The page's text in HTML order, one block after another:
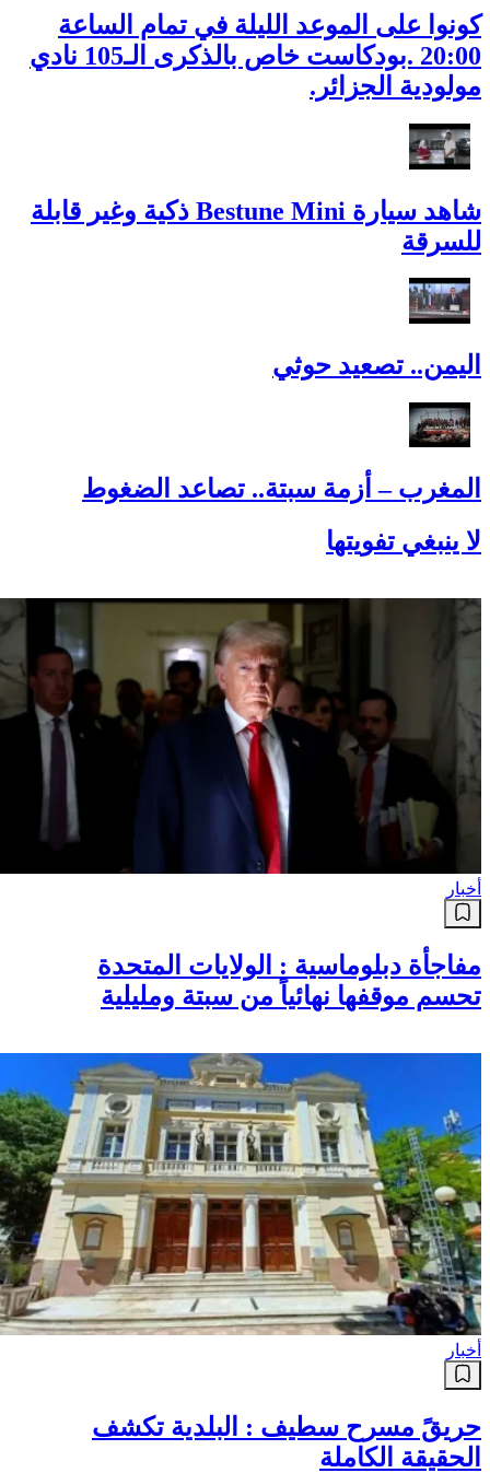
كونوا على الموعد الليلة في تمام الساعة
20:00 .بودكاست خاص بالذكرى الـ105 نادي
مولودية الجزائر.
شاهد سيارة Bestune Mini ذكية وغير قابلة
للسرقة
اليمن.. تصعيد حوثي
المغرب – أزمة سبتة.. تصاعد الضغوط
لا ينبغي تفويتها
أخبار
مفاجأة دبلوماسية : الولايات المتحدة
تحسم موقفها نهائياً من سبتة ومليلية
أخبار
حريقً مسرح سطيف : البلدية تكشف
الحقيقة الكاملة